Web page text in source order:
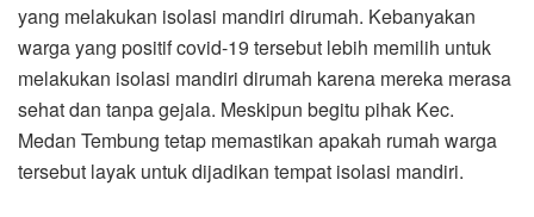
yang melakukan isolasi mandiri dirumah. Kebanyakan
warga yang positif covid-19 tersebut lebih memilih untuk
melakukan isolasi mandiri dirumah karena mereka merasa
sehat dan tanpa gejala. Meskipun begitu pihak Kec.
Medan Tembung tetap memastikan apakah rumah warga
tersebut layak untuk dijadikan tempat isolasi mandiri.